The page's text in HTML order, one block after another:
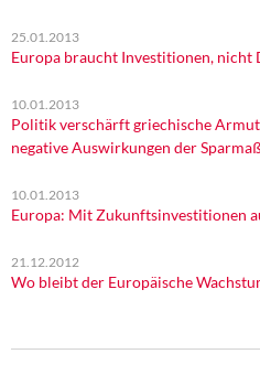
25.01.2013
Europa braucht Investitionen, nicht
10.01.2013
Politik verschärft griechische
negative Auswirkungen der
10.01.2013
Europa: Mit Zukunftsinvestitionen
21.12.2012
Wo bleibt der Europäische